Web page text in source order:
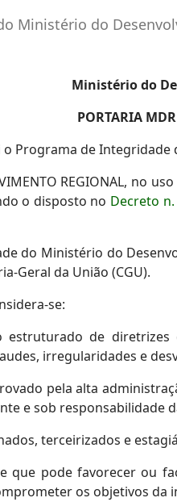
Ministério do
Ministério do
PORTARIA
Programa de Integridade
REGIONAL,
o disposto no Decreto
do Ministério do
Geral da União (CGU).
se:
de
irregularidades e
pela alta
e sob responsabilidade
terceirizados e
que pode favorecer ou
os objetivos da